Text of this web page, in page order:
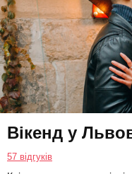
Вікенд у
57 відгуків